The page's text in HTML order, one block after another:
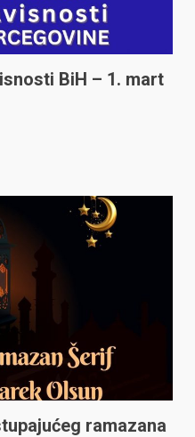
BiH – 1. mart
ramazana